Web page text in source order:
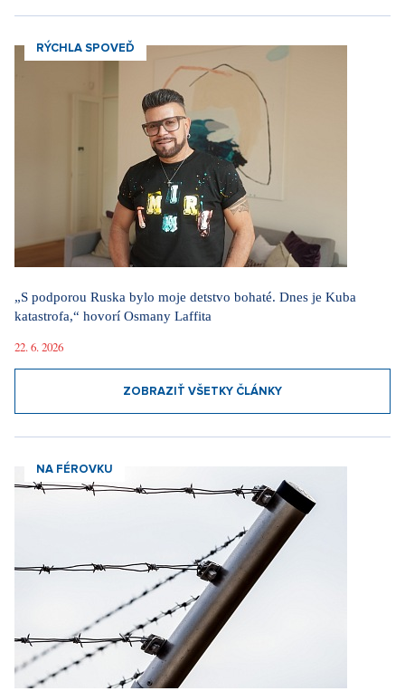
RÝCHLA SPOVEĎ
„S podporou Ruska bylo moje detstvo bohaté. Dnes je Kuba
katastrofa,“ hovorí Osmany Laffita
22. 6. 2026
ZOBRAZIŤ VŠETKY ČLÁNKY
NA FÉROVKU